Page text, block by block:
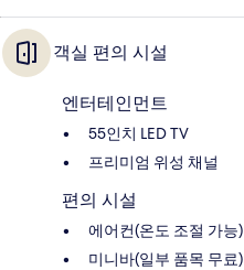
객실 편의 시설
엔터테인먼트
55인치 LED TV
프리미엄 위성 채널
편의 시설
에어컨(온도 조절 가능)
미니바(일부 품목 무료)